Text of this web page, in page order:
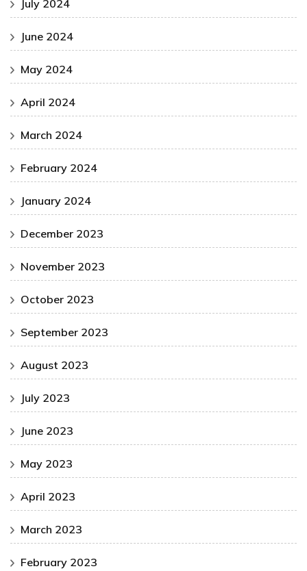
July 2024
June 2024
May 2024
April 2024
March 2024
February 2024
January 2024
December 2023
November 2023
October 2023
September 2023
August 2023
July 2023
June 2023
May 2023
April 2023
March 2023
February 2023